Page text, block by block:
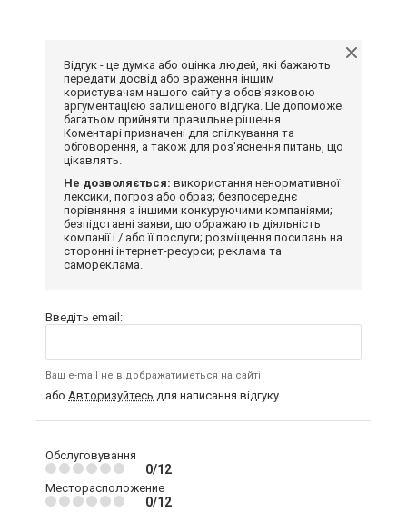
Відгук - це думка або оцінка людей, які бажають
передати досвід або враження іншим
користувачам нашого сайту з обов'язковою
аргументацією залишеного відгука. Це допоможе
багатьом прийняти правильне рішення.
Коментарі призначені для спілкування та
обговорення, а також для роз'яснення питань, що
цікавлять.
Не дозволяється: використання ненормативної
лексики, погроз або образ; безпосереднє
порівняння з іншими конкуруючими компаніями;
безпідставні заяви, що ображають діяльність
компанії і / або її послуги; розміщення посилань на
сторонні інтернет-ресурси; реклама та
самореклама.
Введіть email:
Ваш e-mail не відображатиметься на сайті
або Авторизуйтесь для написання відгуку
Обслуговування
0/12
Месторасположение
0/12